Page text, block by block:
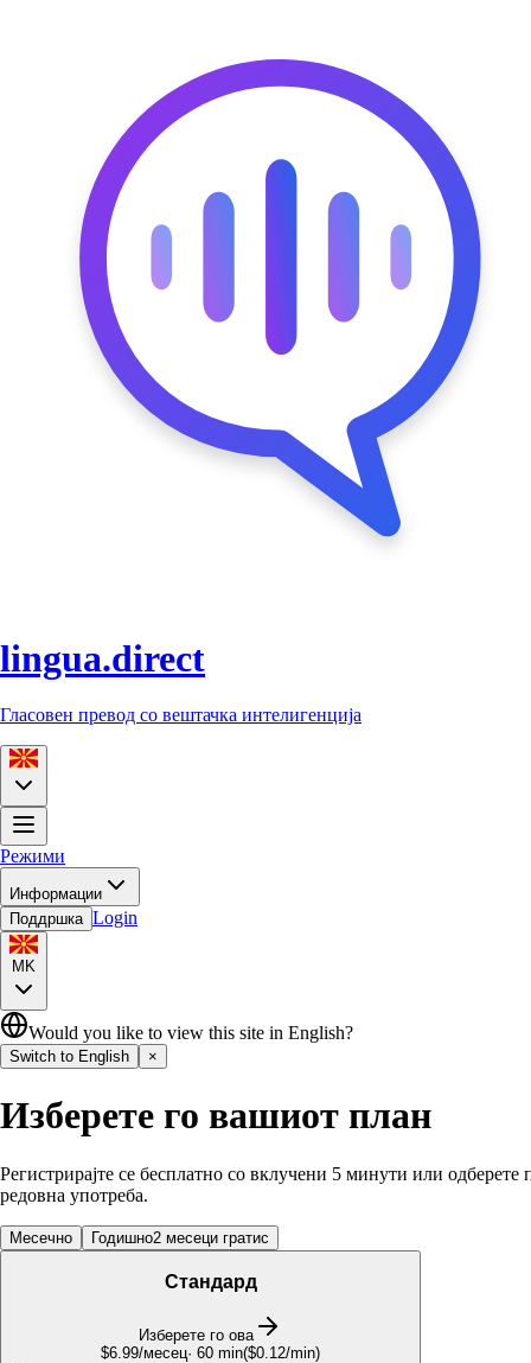
lingua.direct
Гласовен превод со вештачка интелигенција
Режими
Информации
Поддршка Login
MK
Would you like to view this site in English?
Switch to English ×
Изберете го вашиот план
Регистрирајте се бесплатно со вклучени 5 минути или одберете
редовна употреба.
Месечно Годишно2 месеци гратис
Стандард
Изберете го ова
$6.99/месец· 60 min($0.12/min)